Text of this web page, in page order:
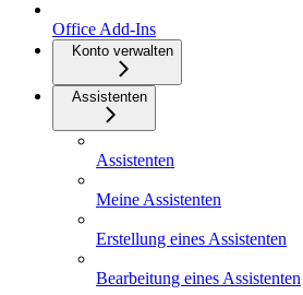
Office Add-Ins
Konto verwalten
Assistenten
Assistenten
Meine Assistenten
Erstellung eines Assistenten
Bearbeitung eines Assistenten